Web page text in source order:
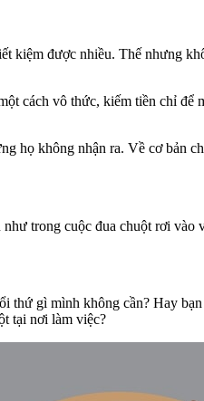
được nhiều. Thế nhưng
cách vô thức, kiếm tiền chỉ để
họ không nhận ra. Về cơ bản
trong cuộc đua chuột rơi vào
thứ gì mình không cần? Hay
tại nơi làm việc?